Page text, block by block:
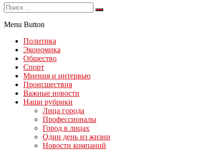
Menu Button
Политика
Экономика
Общество
Спорт
Мнения и интервью
Происшествия
Важные новости
Наши рубрики
Лица города
Профессионалы
Город в лицах
Один день из жизни
Новости компаний